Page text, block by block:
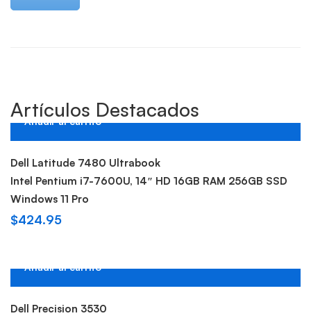
Artículos Destacados
Añadir al carrito
Dell Latitude 7480 Ultrabook
Intel Pentium i7-7600U, 14″ HD 16GB RAM 256GB SSD
Windows 11 Pro
$424.95
Añadir al carrito
Dell Precision 3530